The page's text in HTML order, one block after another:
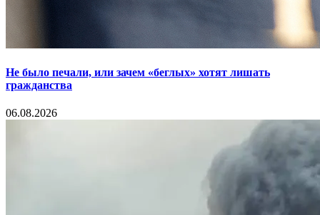
Не было печали, или зачем «беглых» хотят лишать
гражданства
06.08.2026